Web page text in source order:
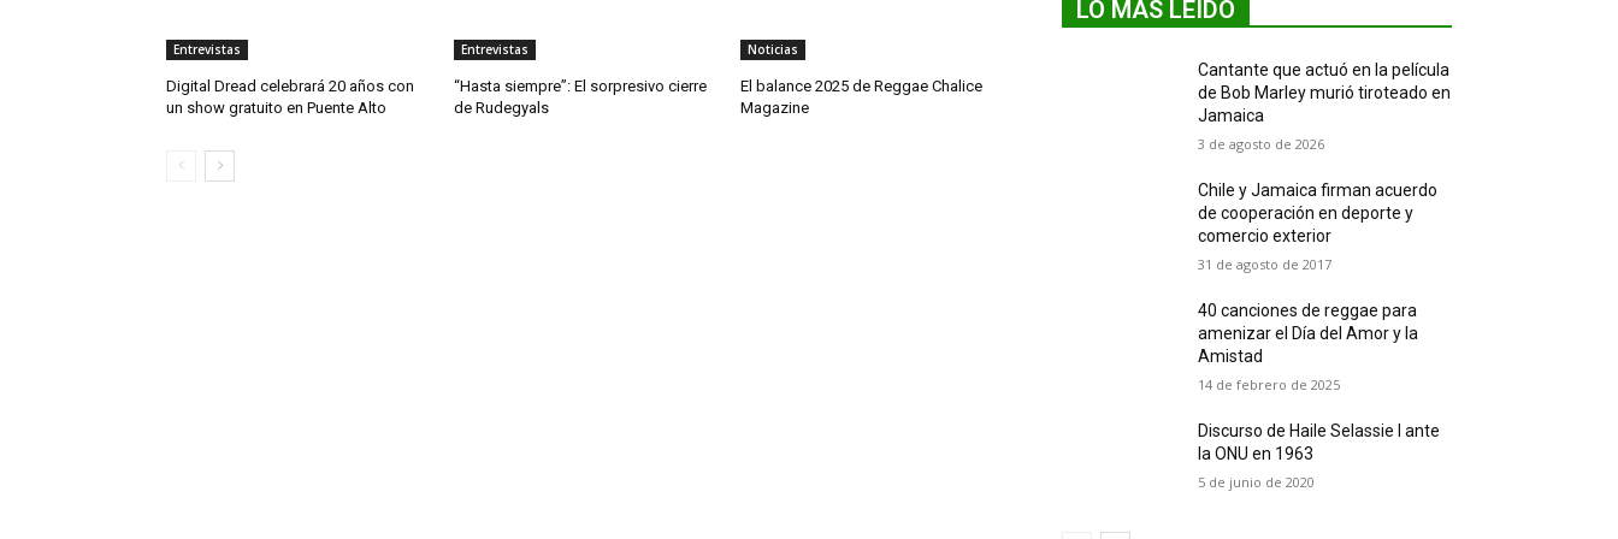
Entrevistas
Digital Dread celebrará 20 años con
un show gratuito en Puente Alto
Entrevistas
“Hasta siempre”: El sorpresivo cierre
de Rudegyals
Noticias
El balance 2025 de Reggae Chalice
Magazine
LO MÁS LEIDO
Cantante que actuó en la película
de Bob Marley murió tiroteado en
Jamaica
3 de agosto de 2026
Chile y Jamaica firman acuerdo
de cooperación en deporte y
comercio exterior
31 de agosto de 2017
40 canciones de reggae para
amenizar el Día del Amor y la
Amistad
14 de febrero de 2025
Discurso de Haile Selassie I ante
la ONU en 1963
5 de junio de 2020